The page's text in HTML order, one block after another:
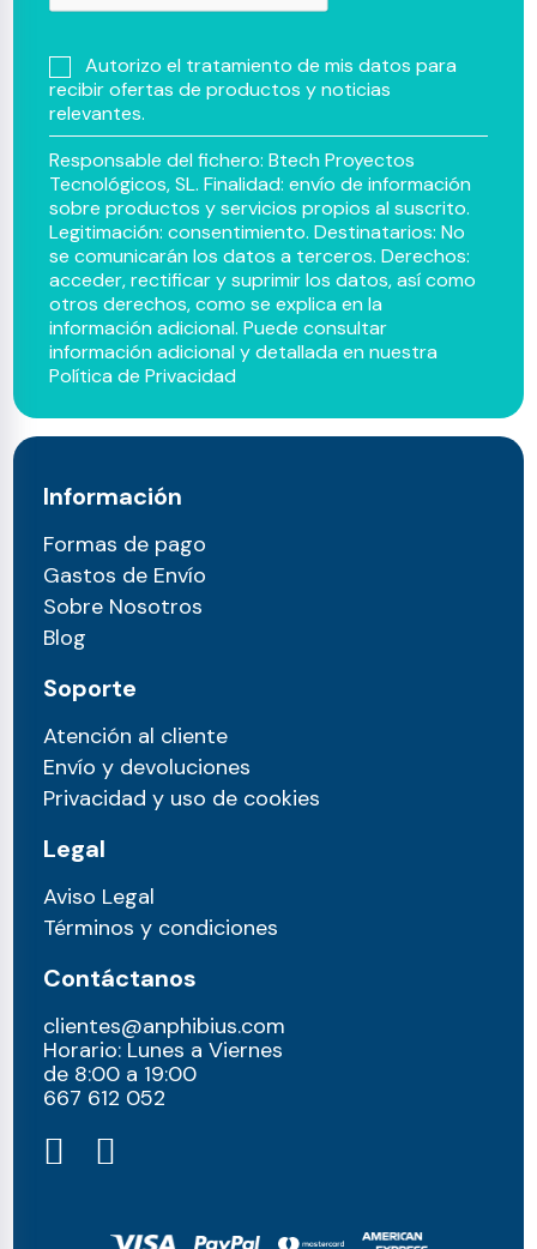
Autorizo el tratamiento de mis datos para
recibir ofertas de productos y noticias
relevantes.
Responsable del fichero: Btech Proyectos
Tecnológicos, SL. Finalidad: envío de información
sobre productos y servicios propios al suscrito.
Legitimación: consentimiento. Destinatarios: No
se comunicarán los datos a terceros. Derechos:
acceder, rectificar y suprimir los datos, así como
otros derechos, como se explica en la
información adicional. Puede consultar
información adicional y detallada en nuestra
Política de Privacidad
Información
Formas de pago
Gastos de Envío
Sobre Nosotros
Blog
Soporte
Atención al cliente
Envío y devoluciones
Privacidad y uso de cookies
Legal
Aviso Legal
Términos y condiciones
Contáctanos
clientes@anphibius.com
Horario: Lunes a Viernes
de 8:00 a 19:00
667 612 052​